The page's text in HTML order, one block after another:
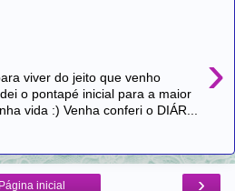
›
viver do jeito que venho
o pontapé inicial para a maior
vida :) Venha conferi o DIÁR...
›
Página inicial